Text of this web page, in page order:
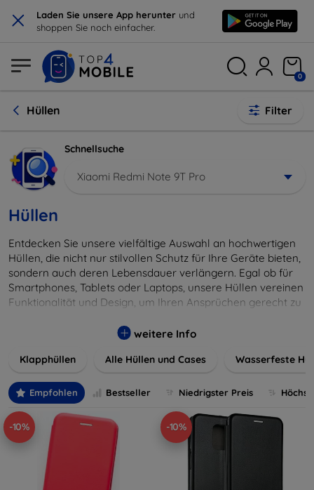
× Laden Sie unsere App herunter und
shoppen Sie noch einfacher.
0
Hüllen Filter
Schnellsuche
Xiaomi Redmi Note 9T Pro
Hüllen
Entdecken Sie unsere vielfältige Auswahl an hochwertigen
Hüllen, die nicht nur stilvollen Schutz für Ihre Geräte bieten,
sondern auch deren Lebensdauer verlängern. Egal ob für
Smartphones, Tablets oder Laptops, unsere Hüllen vereinen
Funktionalität und Design, um Ihren Ansprüchen gerecht zu
Farben, um Ihren persönlichen Stil perfekt zu
weitere Info
Klapphüllen Alle Hüllen und Cases Wasserfeste
Empfohlen Bestseller Niedrigster Preis
-10% -10%